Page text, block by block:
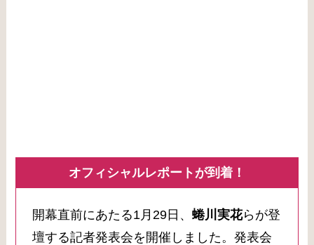
オフィシャルレポートが到着！
開幕直前にあたる1月29日、 蜷川実花らが登
壇する記者発表会を開催しました。発表会